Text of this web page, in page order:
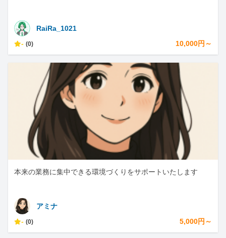
RaiRa_1021
- (0) 10,000円～
本来の業務に集中できる環境づくりをサポートいたします
アミナ
- (0) 5,000円～